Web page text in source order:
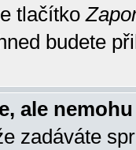
tlačítko
budete
ale
zadáváte